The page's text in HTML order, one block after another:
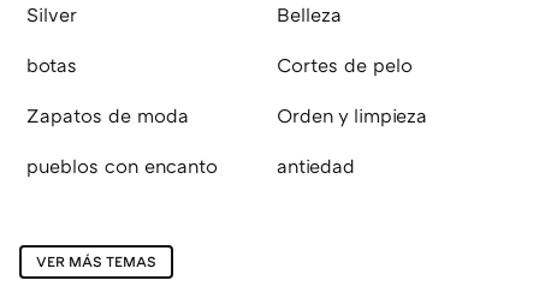
Silver Belleza
botas Cortes de pelo
Zapatos de moda Orden y limpieza
pueblos con encanto antiedad
VER MÁS TEMAS